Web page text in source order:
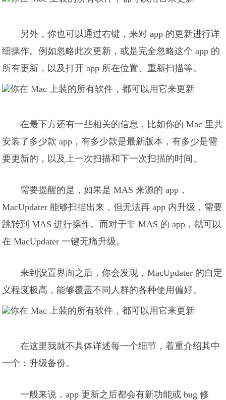
另外，你也可以通过右键，来对 app 的更新进行详
细操作。例如忽略此次更新，或是完全忽略这个 app 的
所有更新，以及打开 app 所在位置、重新扫描等。
在最下方还有一些相关的信息，比如你的 Mac 里共
安装了多少款 app，有多少款是最新版本，有多少是需
要更新的，以及上一次扫描和下一次扫描的时间。
需要提醒的是，如果是 MAS 来源的 app，
MacUpdater 能够扫描出来，但无法再 app 内升级，需要
跳转到 MAS 进行操作。而对于非 MAS 的 app，就可以
在 MacUpdater 一键无痛升级。
来到设置界面之后，你会发现，MacUpdater 的自定
义程度极高，能够覆盖不同人群的各种使用偏好。
在这里我就不具体详述每一个细节，着重介绍其中
一个：升级备份。
一般来说，app 更新之后都会有新功能或 bug 修